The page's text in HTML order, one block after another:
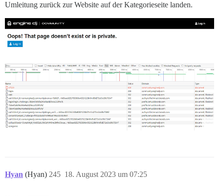
Umleitung zurück zur Website auf der Kategorieseite landen.
Hyan (Hyan) 18. August 2023 um 07:25
245